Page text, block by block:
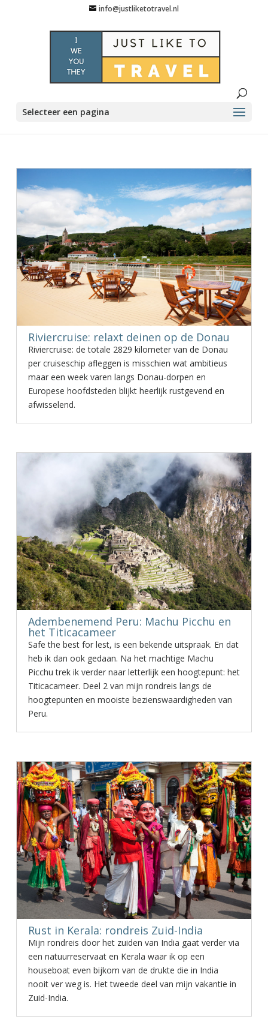
info@justliketotravel.nl
Selecteer een pagina
Riviercruise: relaxt deinen op de Donau
Riviercruise: de totale 2829 kilometer van de Donau
per cruiseschip afleggen is misschien wat ambitieus
maar een week varen langs Donau-dorpen en
Europese hoofdsteden blijkt heerlijk rustgevend en
afwisselend.
Adembenemend Peru: Machu Picchu en
het Titicacameer
Safe the best for lest, is een bekende uitspraak. En dat
heb ik dan ook gedaan. Na het machtige Machu
Picchu trek ik verder naar letterlijk een hoogtepunt: het
Titicacameer. Deel 2 van mijn rondreis langs de
hoogtepunten en mooiste bezienswaardigheden van
Peru.
Rust in Kerala: rondreis Zuid-India
Mijn rondreis door het zuiden van India gaat verder via
een natuurreservaat en Kerala waar ik op een
houseboat even bijkom van de drukte die in India
nooit ver weg is. Het tweede deel van mijn vakantie in
Zuid-India.